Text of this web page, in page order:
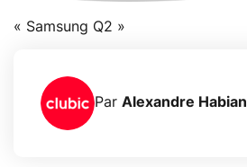
« Samsung Q2 »
Par Alexandre Habian